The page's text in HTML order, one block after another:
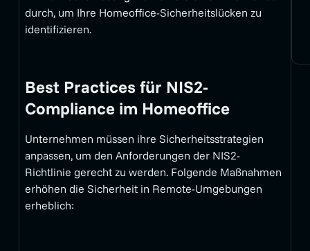
durch, um Ihre Homeoffice-Sicherheitslücken zu
identifizieren.
Best Practices für NIS2-
Compliance im Homeoffice
Unternehmen müssen ihre Sicherheitsstrategien
anpassen, um den Anforderungen der NIS2-
Richtlinie gerecht zu werden. Folgende Maßnahmen
erhöhen die Sicherheit in Remote-Umgebungen
erheblich: